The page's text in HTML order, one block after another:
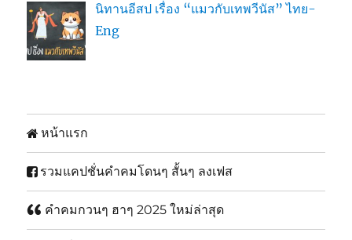
นิทานอีสป เรื่อง “แมวกับเทพวีนัส” ไทย-
Eng
หน้าแรก
รวมแคปชั่นคำคมโดนๆ สั้นๆ ลงเฟส
คำคมกวนๆ ฮาๆ 2025 ใหม่ล่าสุด